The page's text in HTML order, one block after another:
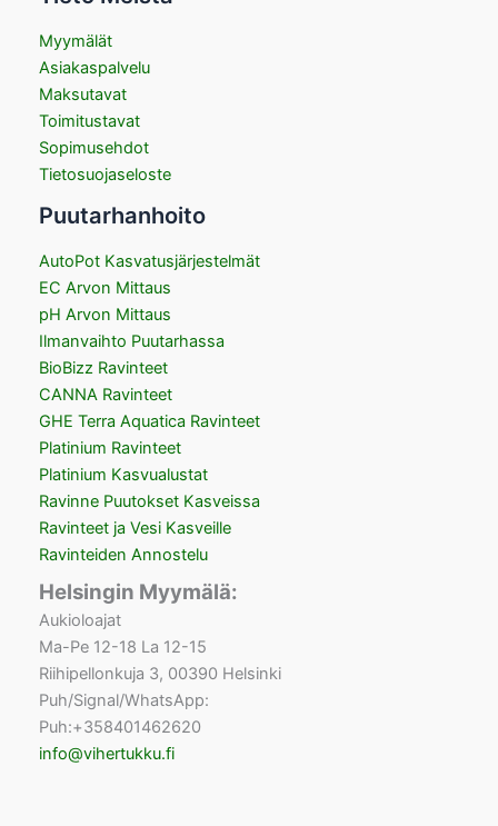
Myymälät
Asiakaspalvelu
Maksutavat
Toimitustavat
Sopimusehdot
Tietosuojaseloste
Puutarhanhoito
AutoPot Kasvatusjärjestelmät
EC Arvon Mittaus
pH Arvon Mittaus
Ilmanvaihto Puutarhassa
BioBizz Ravinteet
CANNA Ravinteet
GHE Terra Aquatica Ravinteet
Platinium Ravinteet
Platinium Kasvualustat
Ravinne Puutokset Kasveissa
Ravinteet ja Vesi Kasveille
Ravinteiden Annostelu
Helsingin Myymälä:
Aukioloajat
Ma-Pe 12-18 La 12-15
Riihipellonkuja 3, 00390 Helsinki
Puh/Signal/WhatsApp:
Puh:+358401462620
info@vihertukku.fi